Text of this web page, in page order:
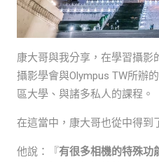
康大哥與我分享，在學習攝影
攝影學會與Olympus TW所辦
區大學、與諸多私人的課程。
在這當中，康大哥也從中得到
他說：『有很多相機的特殊功